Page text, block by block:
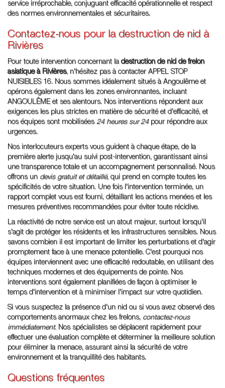
service irréprochable, conjuguant efficacité opérationnelle et respect
des normes environnementales et sécuritaires.
Contactez-nous pour la destruction de nid à
Rivières
Pour toute intervention concernant la destruction de nid de frelon
asiatique à Rivières, n'hésitez pas à contacter APPEL STOP
NUISIBLES 16. Nous sommes idéalement situés à Angoulême et
opérons également dans les zones environnantes, incluant
ANGOULÊME et ses alentours. Nos interventions répondent aux
exigences les plus strictes en matière de sécurité et d'efficacité, et
nos équipes sont mobilisées 24 heures sur 24pour répondre aux
urgences.
Nos interlocuteurs experts vous guident à chaque étape, de la
première alerte jusqu'au suivi post-intervention, garantissant ainsi
une transparence totale et un accompagnement personnalisé. Nous
offrons un devis gratuit et détaillé, qui prend en compte toutes les
spécificités de votre situation. Une fois l'intervention terminée, un
rapport complet vous est fourni, détaillant les actions menées et les
mesures préventives recommandées pour éviter toute récidive.
La réactivité de notre service est un atout majeur, surtout lorsqu'il
s'agit de protéger les résidents et les infrastructures sensibles. Nous
savons combien il est important de limiter les perturbations et d'agir
promptement face à une menace potentielle. C'est pourquoi nos
équipes interviennent avec une efficacité redoutable, en utilisant des
techniques modernes et des équipements de pointe. Nos
interventions sont également planifiées de façon à optimiser le
temps d'intervention et à minimiser l'impact sur votre quotidien.
Si vous suspectez la présence d'un nid ou si vous avez observé des
comportements anormaux chez les frelons, contactez-nous
immédiatement. Nos spécialistes se déplacent rapidement pour
effectuer une évaluation complète et déterminer la meilleure solution
pour éliminer la menace, assurant ainsi la sécurité de votre
environnement et la tranquillité des habitants.
Questions fréquentes